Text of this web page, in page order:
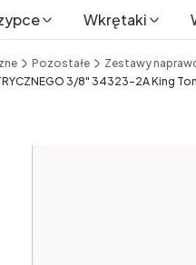
Wkrętaki
Pozostałe
Zestawy
3/8" 34323-2A King